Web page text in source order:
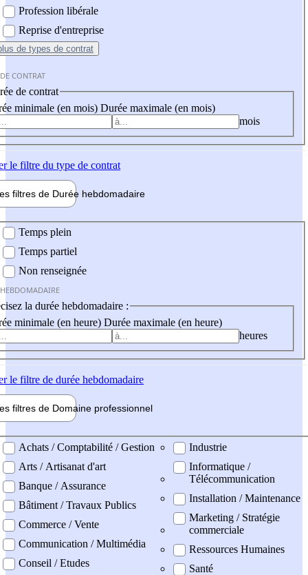
Profession libérale
Reprise d'entreprise
de types de contrat
CONTRAT
de contrat
minimale (en mois) Durée maximale (en mois)
mois
le filtre du type de contrat
filtres de Durée hebdomadaire
Temps plein
Temps partiel
Non renseignée
la durée hebdomadaire :
minimale (en heure) Durée maximale (en heure)
heures
le filtre de durée hebdomadaire
filtres de Domaine professionnel
professionel
Achats / Comptabilité / Gestion
Arts / Artisanat d'art
Banque / Assurance
Bâtiment / Travaux Publics
Commerce / Vente
Communication / Multimédia
Conseil / Etudes
Industrie
Informatique /
Télécommunication
Installation / Maintenance
Marketing / Stratégie
commerciale
Ressources Humaines
Santé